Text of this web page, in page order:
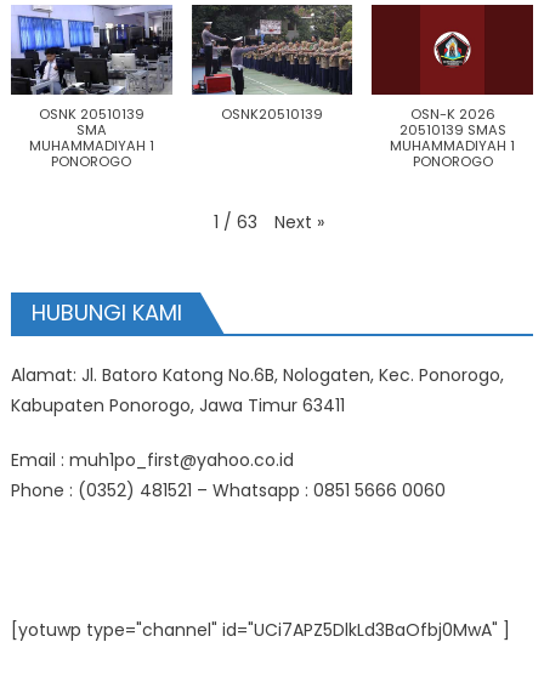
OSNK 20510139
SMA
MUHAMMADIYAH 1
PONOROGO
OSNK20510139
OSN-K 2026
20510139 SMAS
MUHAMMADIYAH 1
PONOROGO
1 / 63 Next »
HUBUNGI KAMI
Alamat: Jl. Batoro Katong No.6B, Nologaten, Kec. Ponorogo,
Kabupaten Ponorogo, Jawa Timur 63411
Email : muh1po_first@yahoo.co.id
Phone : (0352) 481521 – Whatsapp : 0851 5666 0060
[yotuwp type="channel" id="UCi7APZ5DlkLd3BaOfbj0MwA" ]